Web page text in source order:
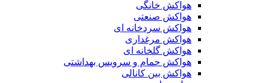
هواکش خانگی
هواکش صنعتی
هواکش سردخانه ای
هواکش مرغداری
هواکش گلخانه ای
هواکش حمام و سرویس بهداشتی
هواکش بین کانالی